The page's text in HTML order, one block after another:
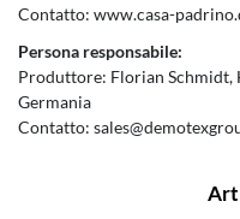
Contatto: www.casa-
Persona responsabile:
Produttore: Florian Schmidt
Germania
Contatto: